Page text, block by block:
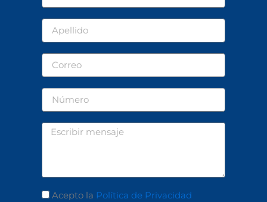
Apellido
Correo
Número
Mensaje
Aceptación
Acepto la Política de Privacidad